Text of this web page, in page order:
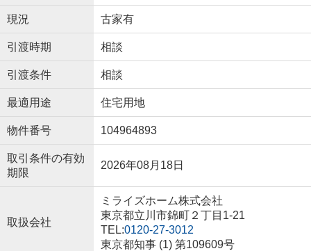
現況 古家有
引渡時期 相談
引渡条件 相談
最適用途 住宅用地
物件番号 104964893
取引条件の有効
期限
2026年08月18日
取扱会社
ミライズホーム株式会社
東京都立川市錦町２丁目1-21
TEL:0120-27-3012
東京都知事 (1) 第109609号